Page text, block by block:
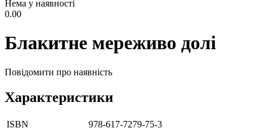
Нема у наявності
0.00
Блакитне мереживо долі
Повідомити про наявність
Характеристики
ISBN
978-617-7279-75-3